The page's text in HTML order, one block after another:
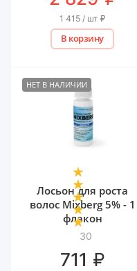
1 415 / шт ₽
В корзину
НЕТ В НАЛИЧИИ
30
Лосьон для роста
волос Mixberg 5% - 1
флакон
711 ₽